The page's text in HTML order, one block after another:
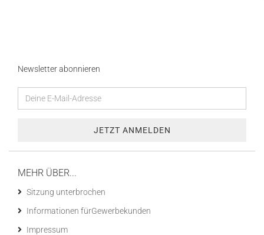
Newsletter abonnieren
MEHR ÜBER...
Sitzung unterbrochen
Informationen fürGewerbekunden
Impressum